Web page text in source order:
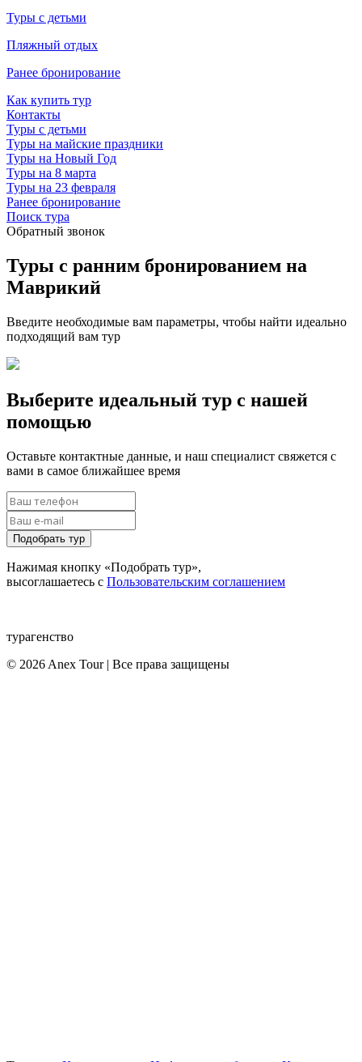
Туры с детьми
Пляжный отдых
Ранее бронирование
Как купить тур
Контакты
Туры с детьми
Туры на майские праздники
Туры на Новый Год
Туры на 8 марта
Туры на 23 февраля
Ранее бронирование
Поиск тура
Обратный звонок
Туры с ранним бронированием на
Маврикий
Введите необходимые вам параметры, чтобы найти идеально
подходящий вам тур
Выберите идеальный тур с нашей
помощью
Оставьте контактные данные, и наш специалист свяжется с
вами в самое ближайшее время
Подобрать тур
Нажимая кнопку «Подобрать тур»,
высоглашаетесь с Пользовательским соглашением
турагенство
© 2026 Anex Tour | Все права защищены